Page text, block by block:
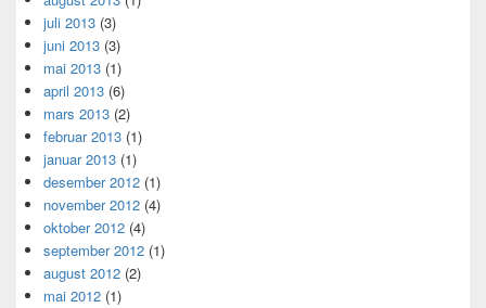
juli 2013 (3)
juni 2013 (3)
mai 2013 (1)
april 2013 (6)
mars 2013 (2)
februar 2013 (1)
januar 2013 (1)
desember 2012 (1)
november 2012 (4)
oktober 2012 (4)
september 2012 (1)
august 2012 (2)
mai 2012 (1)